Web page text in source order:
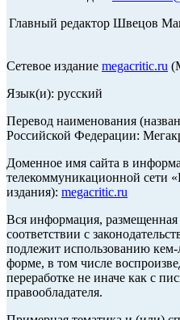
Главный редактор Швецов
Сетевое издание megacritic.ru
Язык(и): русский
Перевод наименования
Российской Федерации:
Доменное имя сайта в
телекоммуникационной сети
издания): megacritic.ru
Вся информация, размещенная
соответствии с
подлежит использованию
форме, в том числе
переработке не иначе как с
правообладателя.